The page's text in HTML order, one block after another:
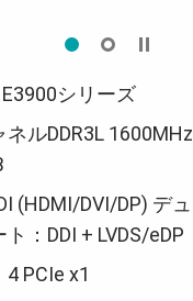
シリーズ
ルDDR3L
(HDMI/DVI/DP) デ
：DDI + LVDS/eDP
PCIe x1